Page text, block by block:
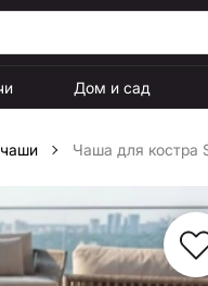
Дом и сад
Чаша для костра